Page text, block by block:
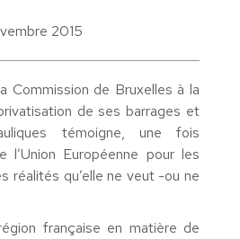
2015
Commission de Bruxelles à la
de ses barrages et
témoigne, une fois
l’Union Européenne pour les
réalités qu’elle ne veut -ou ne
française en matière de